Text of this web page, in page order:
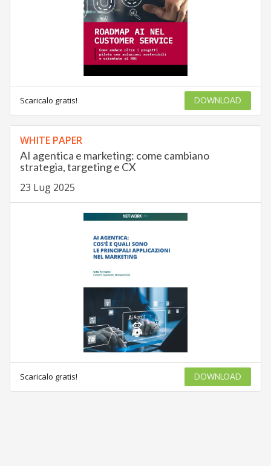
Scaricalo gratis! DOWNLOAD
WHITE PAPER
AI agentica e marketing: come cambiano
strategia, targeting e CX
23 Lug 2025
Scaricalo gratis! DOWNLOAD